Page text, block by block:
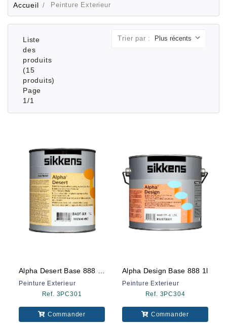
Accueil Peinture Exterieur
Liste
des
produits
(15
produits)
Page
1/1
Trier par :
Peinture Exterieur
Ref. 3PC301
Commander
Alpha Design Base 888 1l
Peinture Exterieur
Ref. 3PC304
Commander